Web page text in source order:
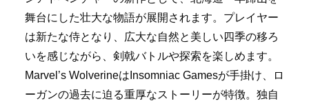
舞台にした壮大な物語が展開されます。プレイヤー
は新たな侍となり、広大な自然と美しい四季の移ろ
いを感じながら、剣戟バトルや探索を楽しめます。
Marvel’s WolverineはInsomniac Gamesが手掛け、ロ
ーガンの過去に迫る重厚なストーリーが特徴。独自